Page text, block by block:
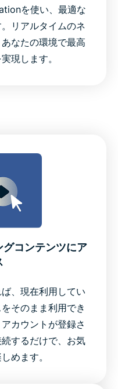
を使い、最適な
リアルタイムのネ
なたの環境で最高
現します。
コンテンツにア
、現在利用してい
そのまま利用でき
カウントが登録さ
するだけで、お気
めます。